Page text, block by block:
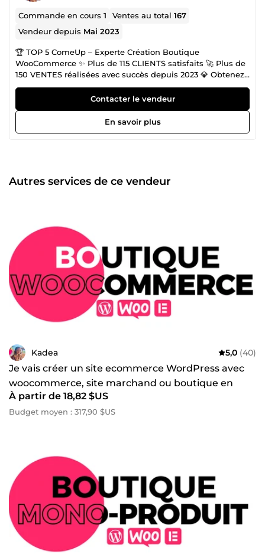
Commande en cours1 Ventes au total167
Vendeur depuis Mai 2023
🏆 TOP 5 ComeUp – Experte Création Boutique
WooCommerce ✨ Plus de 115 CLIENTS satisfaits 🚀 Plus de
150 VENTES réalisées avec succès depuis 2023 💎 Obtenez
le rendu d'une agence au prix d'un freelance Création site
WordPress &amp; Boutique Woocommerce. Besoin d’un
site vitrine WordPress ou boutique WooCommerce
optimisée, sécurisée et prête à vendre ? Je conçois des
solutions clé en main avec une prise en main facile pour
conception pour vous positionner face à vos futurs clients.
⚡ Rapidité | Efficacité | Satisfaction Une question ?
Contacter le vendeur
En savoir plus
Autres services de ce vendeur
Kadea 5,0 (40)
Je vais créer un site ecommerce WordPress avec
woocommerce, site marchand ou boutique en
ligne
À partir de 18,82 $US
Budget moyen : 317,90 $US